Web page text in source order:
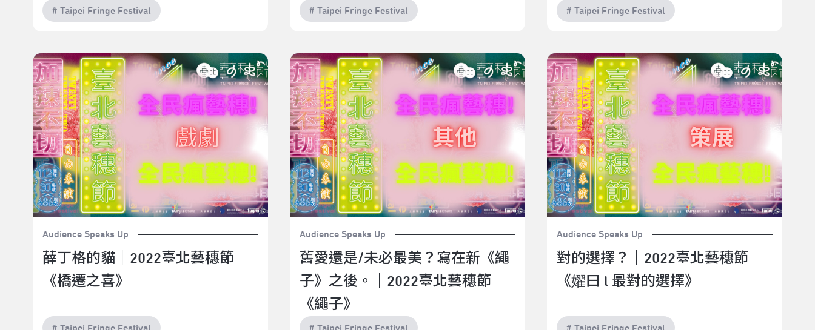
# Taipei Fringe Festival # Taipei Fringe Festival # Taipei Fringe Festival
薛丁格的貓｜2022臺北藝穗節《橋遷之喜》
Audience Speaks Up
薛丁格的貓｜2022臺北藝穗節
《橋遷之喜》
舊愛還是/未必最美？寫在新《繩子》之後。｜2022臺
北藝穗節《繩子》
Audience Speaks Up
舊愛還是/未必最美？寫在新《繩
子》之後。｜2022臺北藝穗節
《繩子》
對的選擇？｜2022臺北藝穗節《嬥曰 l 最對的選擇》
Audience Speaks Up
對的選擇？｜2022臺北藝穗節
《嬥曰 l 最對的選擇》